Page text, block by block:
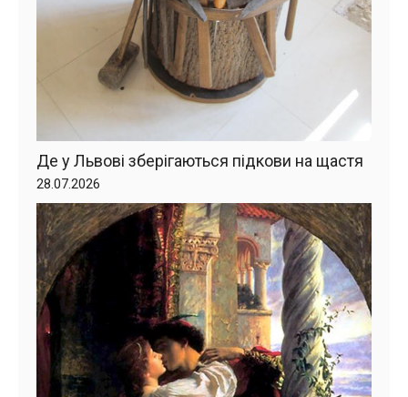
Де у Львові зберігаються підкови на щастя
28.07.2026